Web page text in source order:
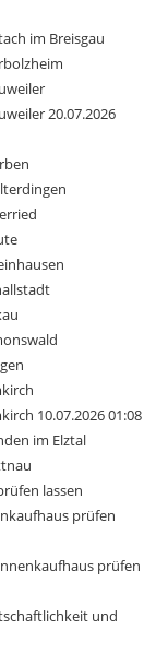
im Breisgau
20.07.2026
10.07.2026 01:08
im Elztal
lassen
prüfen
prüfen
und